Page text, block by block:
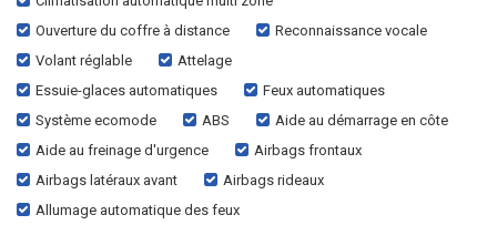
Ouverture du coffre à distance
Reconnaissance vocale
Volant réglable
Attelage
Essuie-glaces automatiques
Feux automatiques
Système ecomode
ABS
Aide au démarrage en côte
Aide au freinage d'urgence
Airbags frontaux
Airbags latéraux avant
Airbags rideaux
Allumage automatique des feux